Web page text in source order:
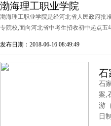
渤海理工职业学院
渤海理工职业学院是经河北省人民政府批
专院校,面向河北省中考生招收初中起点五
发布日期：2018-06-16 08:49:49
石
石
案,
游
日